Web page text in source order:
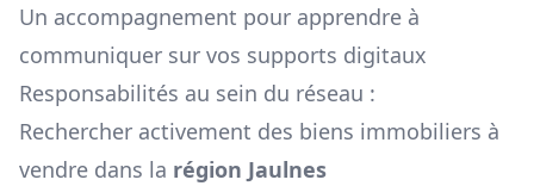
Un accompagnement pour apprendre à
communiquer sur vos supports digitaux
Responsabilités au sein du réseau :
Rechercher activement des biens immobiliers à
vendre dans la région Jaulnes